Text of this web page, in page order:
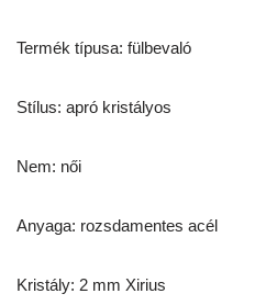
Termék típusa: fülbevaló
Stílus: apró kristályos
Nem: női
Anyaga: rozsdamentes acél
Kristály: 2 mm Xirius